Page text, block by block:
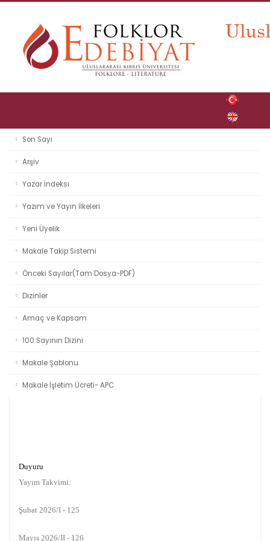
Son Sayı
Arşiv
Yazar İndeksi
Yazım ve Yayın İlkeleri
Yeni Üyelik
Makale Takip Sistemi
Önceki Sayılar(Tam Dosya-PDF)
Dizinler
Amaç ve Kapsam
100 Sayının Dizini
Makale Şablonu
Makale İşletim Ücreti- APC
Duyuru
Yayım Takvimi:
Şubat 2026/I - 125
Mayıs 2026/II - 126